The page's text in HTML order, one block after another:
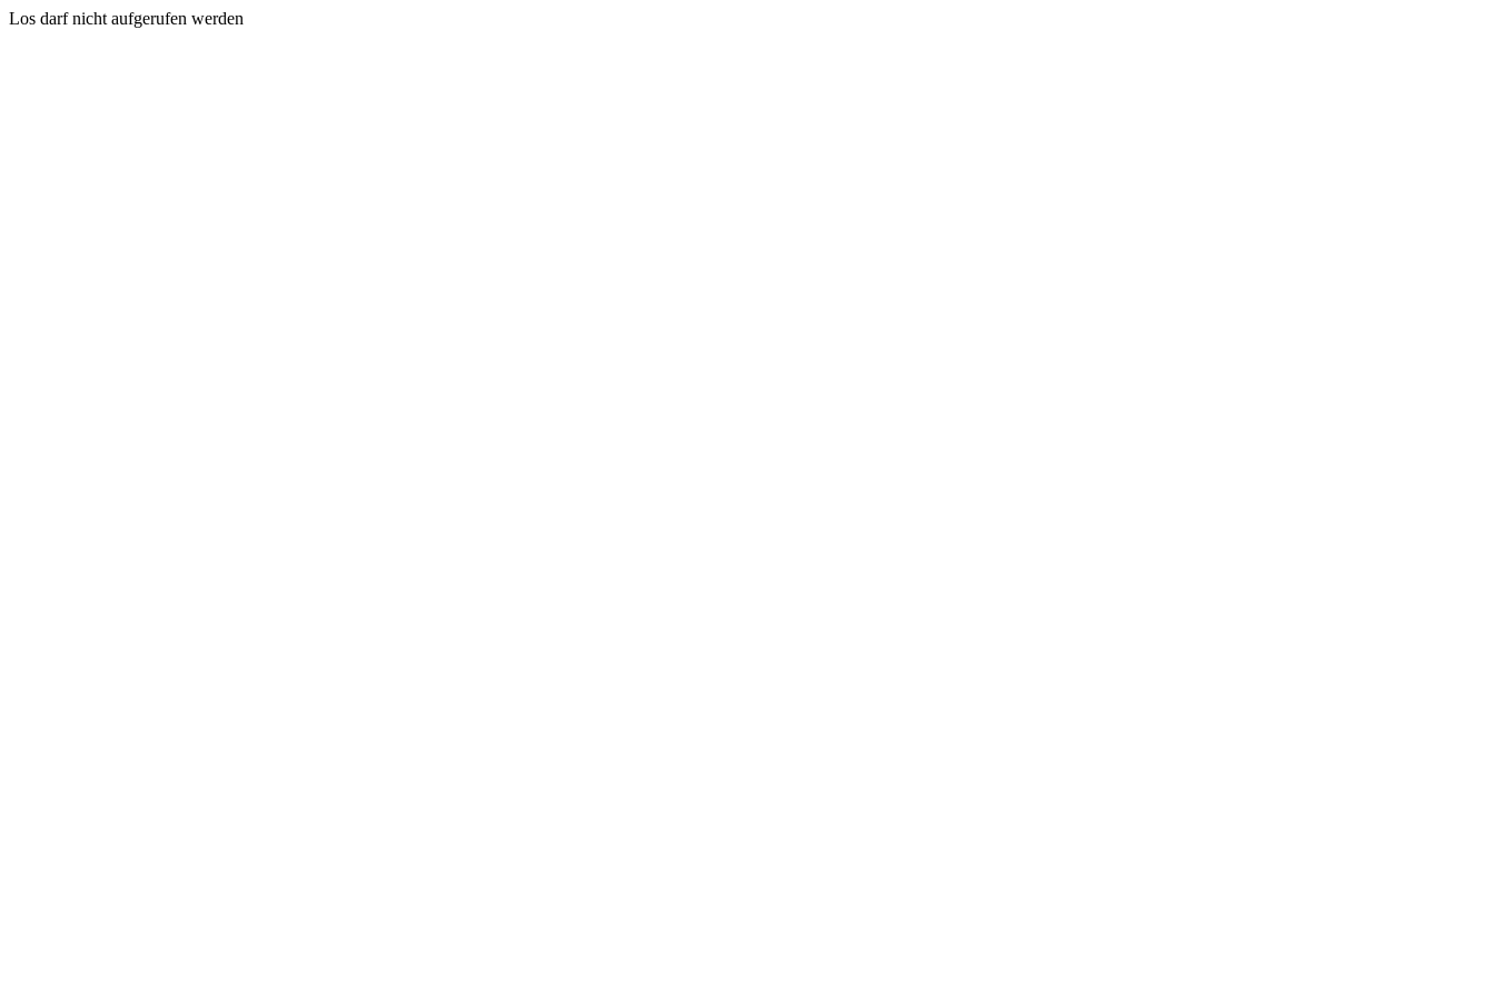
Los darf nicht aufgerufen werden